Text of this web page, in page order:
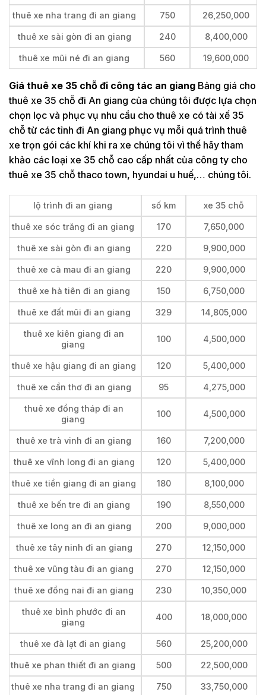
thuê xe nha trang đi an giang 750 26,250,000
thuê xe sài gòn đi an giang 240 8,400,000
thuê xe mũi né đi an giang 560 19,600,000
Giá thuê xe 35 chỗ đi công tác an giang Bảng giá cho
thuê xe 35 chỗ đi An giang của chúng tôi được lựa chọn
chọn lọc và phục vụ nhu cầu cho thuê xe có tài xế 35
chỗ từ các tỉnh đi An giang phục vụ mỗi quá trình thuê
xe trọn gói các khí khi ra xe chúng tôi vì thế hãy tham
khảo các loại xe 35 chỗ cao cấp nhất của công ty cho
thuê xe 35 chỗ thaco town, hyundai u huế,… chúng tôi.
lộ trình đi an giang số km xe 35 chỗ
thuê xe sóc trăng đi an giang 170 7,650,000
thuê xe sài gòn đi an giang 220 9,900,000
thuê xe cà mau đi an giang 220 9,900,000
thuê xe hà tiên đi an giang 150 6,750,000
thuê xe đất mũi đi an giang 329 14,805,000
thuê xe kiên giang đi an
giang
100 4,500,000
thuê xe hậu giang đi an giang 120 5,400,000
thuê xe cần thơ đi an giang 95 4,275,000
thuê xe đồng tháp đi an
giang
100 4,500,000
thuê xe trà vinh đi an giang 160 7,200,000
thuê xe vĩnh long đi an giang 120 5,400,000
thuê xe tiền giang đi an giang 180 8,100,000
thuê xe bến tre đi an giang 190 8,550,000
thuê xe long an đi an giang 200 9,000,000
thuê xe tây ninh đi an giang 270 12,150,000
thuê xe vũng tàu đi an giang 270 12,150,000
thuê xe đồng nai đi an giang 230 10,350,000
thuê xe bình phước đi an
giang
400 18,000,000
thuê xe đà lạt đi an giang 560 25,200,000
thuê xe phan thiết đi an giang 500 22,500,000
thuê xe nha trang đi an giang 750 33,750,000